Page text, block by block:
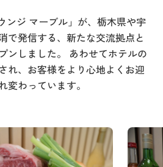
ンジ マーブル」が、栃木県や宇
で発信する、新たな交流拠点と
ンしました。 あわせてホテルの
れ、お客様をより心地よくお迎
変わっています。